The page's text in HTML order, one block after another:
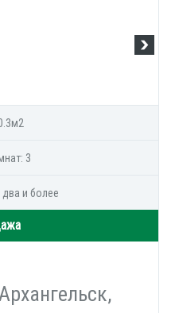
3
два и более